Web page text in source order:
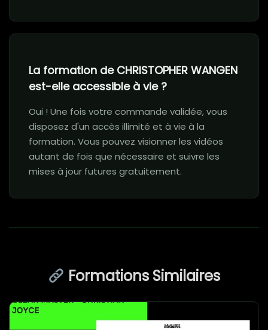
La formation de CHRISTOPHER WANGEN
est-elle accessible à vie ?
Oui ! Une fois votre commande validée, vous
disposez d'un accès illimité et à vie à la
formation. Vous pouvez visionner les vidéos
autant de fois que nécessaire et suivre les
mises à jour futures gratuitement.
Formations Similaires